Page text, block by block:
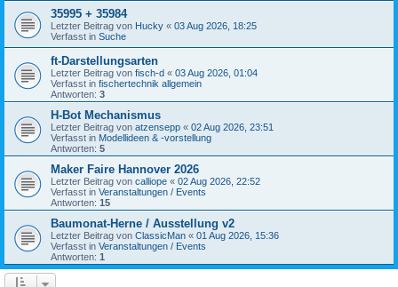
35995 + 35984
Letzter Beitrag von Hucky « 03 Aug 2026, 18:25
Verfasst in Suche
ft-Darstellungsarten
Letzter Beitrag von fisch-d « 03 Aug 2026, 01:04
Verfasst in fischertechnik allgemein
Antworten: 3
H-Bot Mechanismus
Letzter Beitrag von atzensepp « 02 Aug 2026, 23:51
Verfasst in Modellideen & -vorstellung
Antworten: 5
Maker Faire Hannover 2026
Letzter Beitrag von calliope « 02 Aug 2026, 22:52
Verfasst in Veranstaltungen / Events
Antworten: 15
Baumonat-Herne / Ausstellung v2
Letzter Beitrag von ClassicMan « 01 Aug 2026, 15:36
Verfasst in Veranstaltungen / Events
Antworten: 1